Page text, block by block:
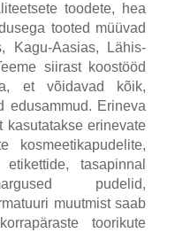
toodete, hea
tooted müüvad
Kagu-Aasias, Lähis-
siirast koostööd
et võidavad kõik,
edusammud. Erineva
kasutatakse erinevate
kosmeetikapudelite,
tasapinnal
pudelid,
muutmist saab
toorikute